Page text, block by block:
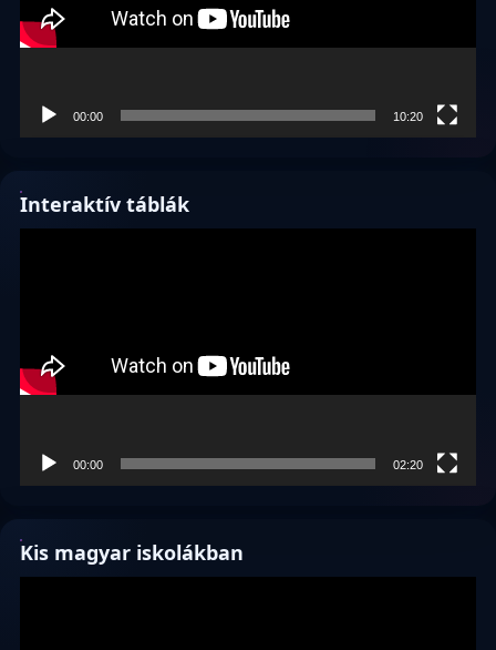
00:00 10:20
Interaktív táblák
00:00 02:20
Kis magyar iskolákban